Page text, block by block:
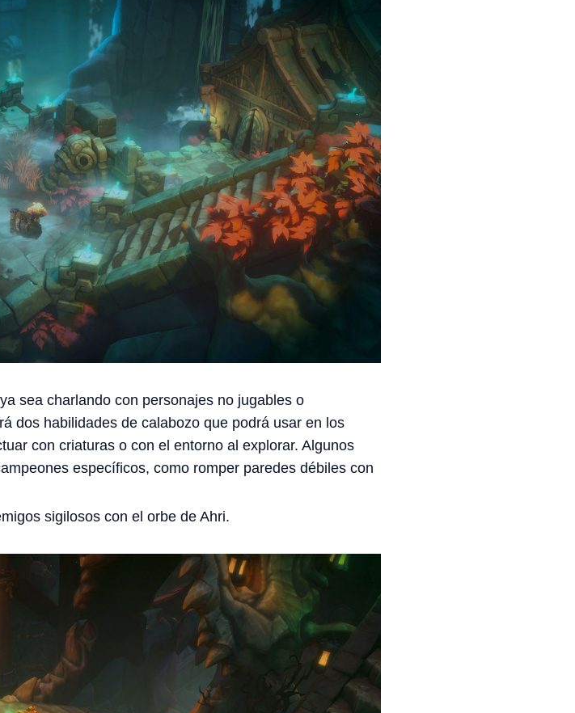
sea charlando con personajes no jugables o
dos habilidades de calabozo que podrá usar en los
con criaturas o con el entorno al explorar. Algunos
específicos, como romper paredes débiles con
sigilosos con el orbe de Ahri.